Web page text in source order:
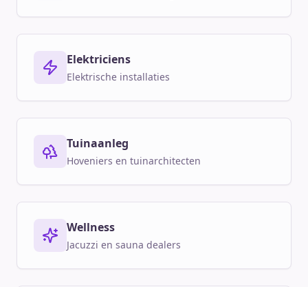
Elektriciens
Elektrische installaties
Tuinaanleg
Hoveniers en tuinarchitecten
Wellness
Jacuzzi en sauna dealers